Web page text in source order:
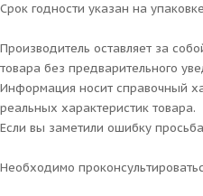
Срок годности указан на упаковке
Производитель оставляет за
товара без предварительного
Информация носит справочный
реальных характеристик товара.
Если вы заметили ошибку
Необходимо